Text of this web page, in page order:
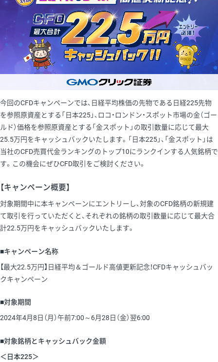
今回のCFDキャンペーンでは、日経平均株価の先物である日経225先物
を参照原資産とする「日本225」、ロコ・ロンドン・スポット市場の金（ゴー
ルド）価格を参照原資産とする「金スポット」の取引数量に応じて最大
25.5万円をキャッシュバックいたします。「日本225」、「金スポット」は
当社のCFD売買代金ランキングのトップ10にランクインする人気銘柄で
す。この機会にぜひCFD取引をご検討ください。
【キャンペーン概要】
対象期間中に本キャンペーンにエントリーし、対象のCFD銘柄の新規建
て取引を行っていただくと、それぞれの銘柄の取引数量に応じて最大合
計22.5万円をキャッシュバックいたします。
■キャンペーン名称
【最大22.5万円】日経平均＆ゴールド高値更新記念！CFDキャッシュバッ
クキャンペーン
■対象期間
2024年4月8日（月）午前7:00～6月28日（金）翌6:00
■対象銘柄とキャッシュバック金額
＜日本225＞